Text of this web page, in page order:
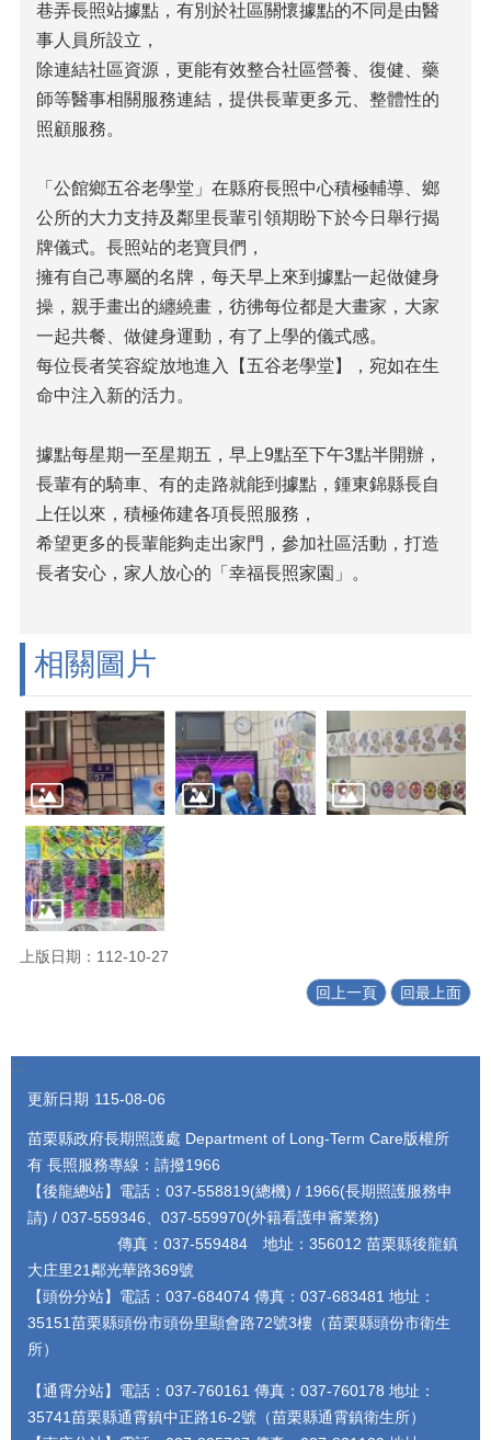
巷弄長照站據點，有別於社區關懷據點的不同是由醫
事人員所設立，
除連結社區資源，更能有效整合社區營養、復健、藥
師等醫事相關服務連結，提供長輩更多元、整體性的
照顧服務。
「公館鄉五谷老學堂」在縣府長照中心積極輔導、鄉
公所的大力支持及鄰里長輩引領期盼下於今日舉行揭
牌儀式。長照站的老寶貝們，
擁有自己專屬的名牌，每天早上來到據點一起做健身
操，親手畫出的纏繞畫，彷彿每位都是大畫家，大家
一起共餐、做健身運動，有了上學的儀式感。
每位長者笑容綻放地進入【五谷老學堂】，宛如在生
命中注入新的活力。
據點每星期一至星期五，早上9點至下午3點半開辦，
長輩有的騎車、有的走路就能到據點，鍾東錦縣長自
上任以來，積極佈建各項長照服務，
希望更多的長輩能夠走出家門，參加社區活動，打造
長者安心，家人放心的「幸福長照家園」。
相關圖片
上版日期：112-10-27
回上一頁 回最上面
:::
更新日期 115-08-06
苗栗縣政府長期照護處 Department of Long-Term Care版權所
有 長照服務專線：請撥1966
【後龍總站】電話：037-558819(總機) / 1966(長期照護服務申
請) / 037-559346、037-559970(外籍看護申審業務)
傳真：037-559484 地址：356012 苗栗縣後龍鎮
大庄里21鄰光華路369號
【頭份分站】電話：037-684074 傳真：037-683481 地址：
35151苗栗縣頭份市頭份里顯會路72號3樓（苗栗縣頭份市衛生
所）
【通霄分站】電話：037-760161 傳真：037-760178 地址：
35741苗栗縣通霄鎮中正路16-2號（苗栗縣通霄鎮衛生所）